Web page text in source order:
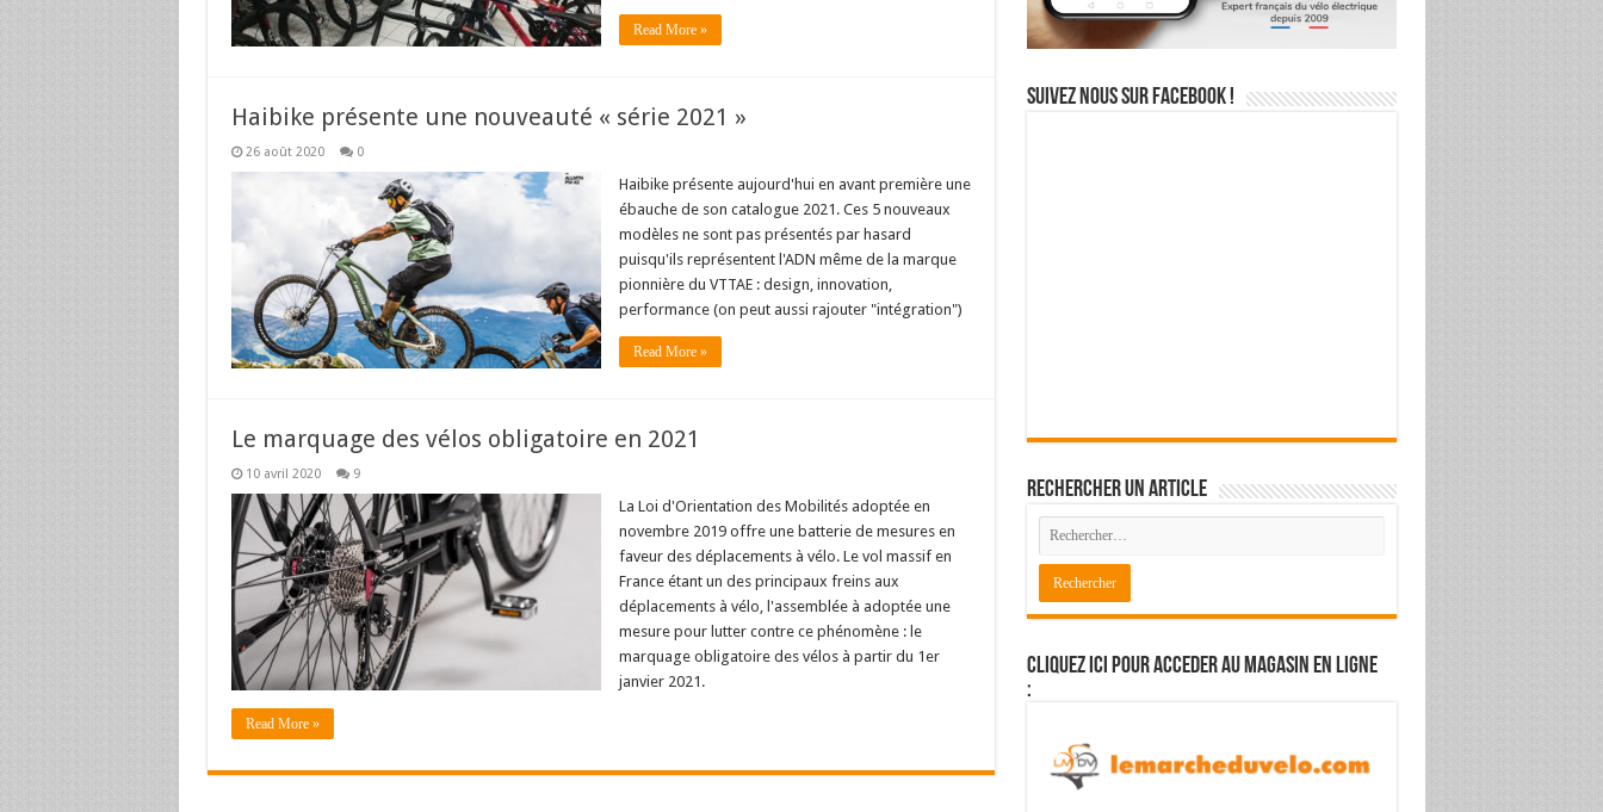
Read More »
Haibike présente une nouveauté « série 2021 »
26 août 2020 0
Haibike présente aujourd'hui en avant première une
ébauche de son catalogue 2021. Ces 5 nouveaux
modèles ne sont pas présentés par hasard
puisqu'ils représentent l'ADN même de la marque
pionnière du VTTAE : design, innovation,
performance (on peut aussi rajouter "intégration")
Read More »
Le marquage des vélos obligatoire en 2021
10 avril 2020 9
La Loi d'Orientation des Mobilités adoptée en
novembre 2019 offre une batterie de mesures en
faveur des déplacements à vélo. Le vol massif en
France étant un des principaux freins aux
déplacements à vélo, l'assemblée à adoptée une
mesure pour lutter contre ce phénomène : le
marquage obligatoire des vélos à partir du 1er
janvier 2021.
Read More »
Suivez nous sur Facebook !
Rechercher un article
Cliquez ici pour acceder au magasin en ligne
: